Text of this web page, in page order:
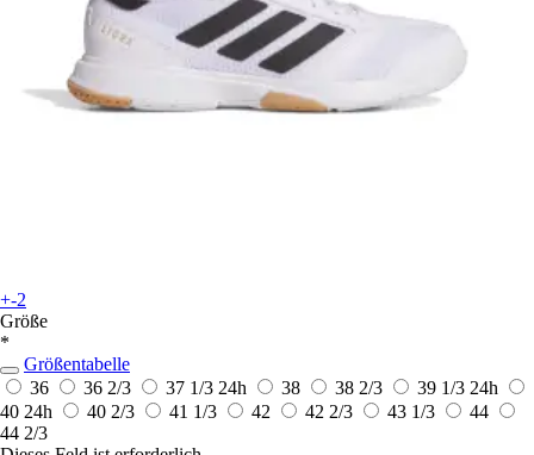
+-2
Größe
*
Größentabelle
36
36 2/3 37 1/3 24h 38 38 2/3 39 1/3 24h
40 24h 40 2/3 41 1/3 42 42 2/3 43 1/3
44
44 2/3